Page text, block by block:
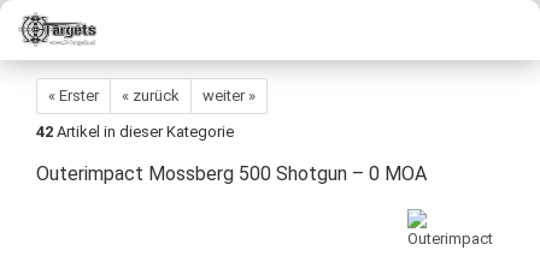
« Erster « zurück
weiter »
42 Artikel in dieser Kategorie
Outerimpact Mossberg 500 Shotgun – 0 MOA